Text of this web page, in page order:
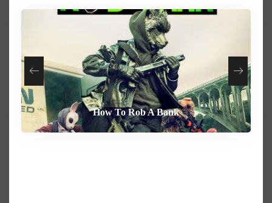
Heart of the Beast
Behemoth
How To Rob A Bank
By Any Means